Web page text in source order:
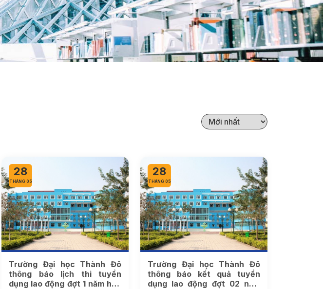
28
THÁNG 05
Trường Đại học Thành Đô
thông báo lịch thi tuyển
dụng lao động đợt 1 năm học
28
THÁNG 05
Trường Đại học Thành Đô
thông báo kết quả tuyển
dụng lao động đợt 02 năm